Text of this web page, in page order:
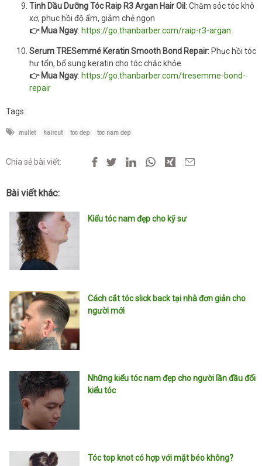
Tinh Dầu Dưỡng Tóc Raip R3 Argan Hair Oil : Chăm sóc tóc khô
xơ, phục hồi độ ẩm, giảm chẻ ngọn
👉 Mua Ngay: https://go.thanbarber.com/raip-r3-argan
Serum TRESemmé Keratin Smooth Bond Repair: Phục hồi tóc
hư tổn, bổ sung keratin cho tóc chắc khỏe
👉 Mua Ngay: https://go.thanbarber.com/tresemme-bond-
repair
Tags:
mullet haircut toc dep toc nam dep
Chia sẻ bài viết:
Bài viết khác:
Kiểu tóc nam đẹp cho kỹ sư
Cách cắt tóc slick back tại nhà đơn giản cho
người mới
Những kiểu tóc nam đẹp cho người lần đầu đổi
kiểu tóc
Tóc top knot có hợp với mặt béo không?